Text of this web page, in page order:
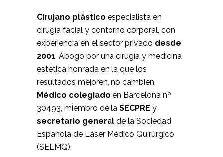
Cirujano plástico especialista en
cirugía facial y contorno corporal, con
experiencia en el sector privado desde
2001. Abogo por una cirugía y medicina
estética honrada en la que los
resultados mejoren, no cambien.
Médico colegiado en Barcelona nº
30493, miembro de la SECPRE y
secretario general de la Sociedad
Española de Láser Médico Quirúrgico
(SELMQ).